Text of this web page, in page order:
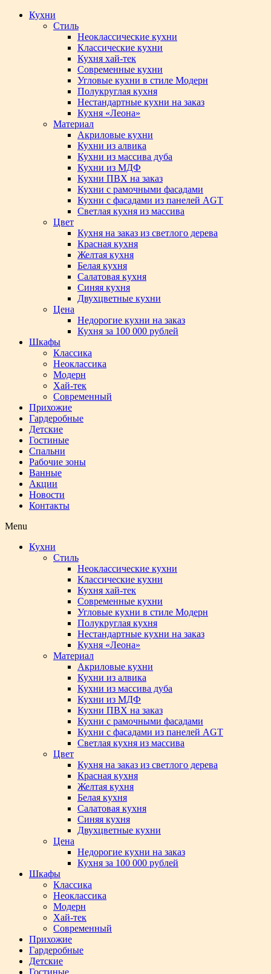
Кухни
Стиль
Неоклассические кухни
Классические кухни
Кухня хай-тек
Современные кухни
Угловые кухни в стиле Модерн
Полукруглая кухня
Нестандартные кухни на заказ
Кухня «Леона»
Материал
Акриловые кухни
Кухни из алвика
Кухни из массива дуба
Кухни из МДФ
Кухни ПВХ на заказ
Кухни с рамочными фасадами
Кухни с фасадами из панелей AGT
Светлая кухня из массива
Цвет
Кухня на заказ из светлого дерева
Красная кухня
Желтая кухня
Белая кухня
Салатовая кухня
Синяя кухня
Двухцветные кухни
Цена
Недорогие кухни на заказ
Кухня за 100 000 рублей
Шкафы
Классика
Неоклассика
Модерн
Хай-тек
Современный
Прихожие
Гардеробные
Детские
Гостиные
Спальни
Рабочие зоны
Ванные
Акции
Новости
Контакты
Menu
Кухни
Стиль
Неоклассические кухни
Классические кухни
Кухня хай-тек
Современные кухни
Угловые кухни в стиле Модерн
Полукруглая кухня
Нестандартные кухни на заказ
Кухня «Леона»
Материал
Акриловые кухни
Кухни из алвика
Кухни из массива дуба
Кухни из МДФ
Кухни ПВХ на заказ
Кухни с рамочными фасадами
Кухни с фасадами из панелей AGT
Светлая кухня из массива
Цвет
Кухня на заказ из светлого дерева
Красная кухня
Желтая кухня
Белая кухня
Салатовая кухня
Синяя кухня
Двухцветные кухни
Цена
Недорогие кухни на заказ
Кухня за 100 000 рублей
Шкафы
Классика
Неоклассика
Модерн
Хай-тек
Современный
Прихожие
Гардеробные
Детские
Гостиные